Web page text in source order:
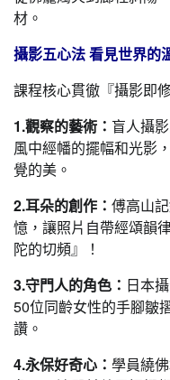
材。
攝影五心法 看見世界的
課程核心貫徹『攝影即
1.觀察的藝術： 盲人攝
風中經幡的擺幅和光影
覺的美。
2.耳朵的創作： 傅高山
憶，讓照片自帶經頌韻
陀的切頻』！
3.守門人的角色： 日本
50位同齡女性的手腳皺
讚。
4.永保好奇心： 學員繞